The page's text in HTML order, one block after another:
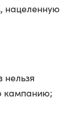
нацеленную
нельзя
кампанию;